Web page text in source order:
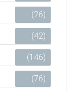
(26)
(42)
(146)
(76)